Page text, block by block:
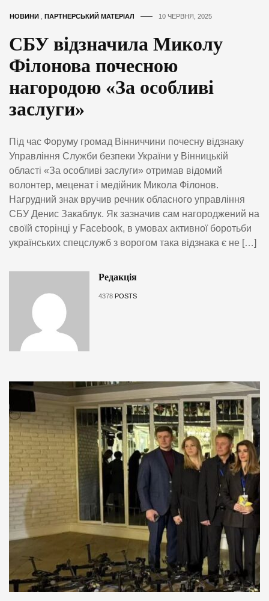
НОВИНИ ПАРТНЕРСЬКИЙ МАТЕРІАЛ 10 ЧЕРВНЯ, 2025
СБУ відзначила Миколу
Філонова почесною
нагородою «За особливі
заслуги»
Під час Форуму громад Вінниччини почесну відзнаку
Управління Служби безпеки України у Вінницькій
області «За особливі заслуги» отримав відомий
волонтер, меценат і медійник Микола Філонов.
Нагрудний знак вручив речник обласного управління
СБУ Денис Закаблук. Як зазначив сам нагороджений на
своїй сторінці у Facebook, в умовах активної боротьби
українських спецслужб з ворогом така відзнака є не […]
Редакція
4378 POSTS